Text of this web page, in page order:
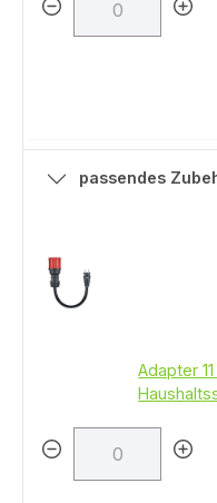
passendes
Adapter